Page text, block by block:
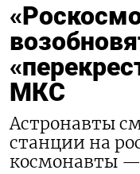
МКС
Астронавты
станции на
космонавты